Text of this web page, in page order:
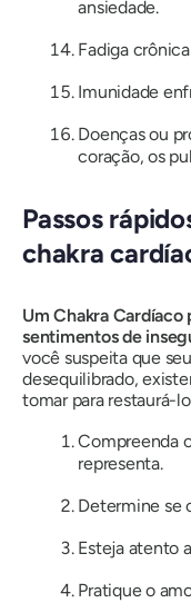
ansiedade.
Fadiga
Imunidade
Doenças ou
coração, os
Passos
chakra
Um Chakra
sentimentos de
você suspeita que
desequilibrado,
tomar para restaurá-
Compreenda
representa.
Determine se
Esteja atento
Pratique o